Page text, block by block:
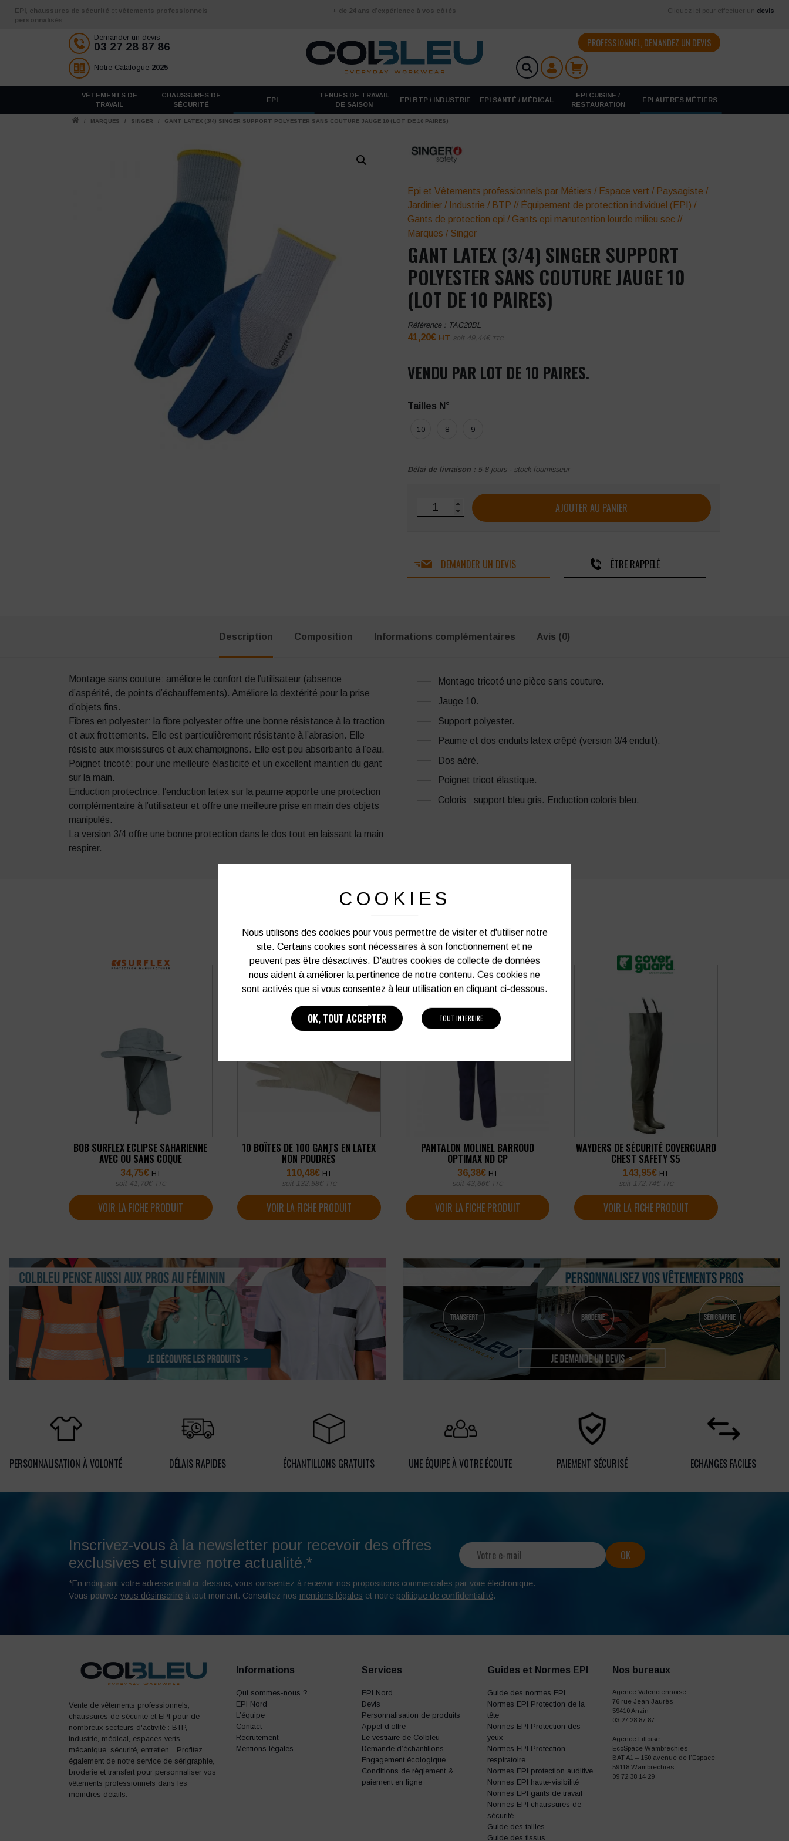
Aller au contenu
EPI chaussures de sécurité et vêtements professionnels
personnalisés
+ de 24 ans d’expérience à vos côtés Cliquez ici pour effectuer un devis
Demander un devis
03 27 28 87 86
Notre Catalogue 2025
PROFESSIONNEL, DEMANDEZ UN DEVIS
VÊTEMENTS DE
TRAVAIL
CHAUSSURES DE
SÉCURITÉ
EPI
TENUES DE TRAVAIL
DE SAISON
EPI BTP / INDUSTRIE EPI SANTÉ / MÉDICAL
EPI CUISINE /
RESTAURATION
EPI AUTRES MÉTIERS
/ MARQUES / SINGER / GANT LATEX (3/4) SINGER SUPPORT POLYESTER SANS COUTURE JAUGE 10 (LOT DE 10 PAIRES)
Epi et Vêtements professionnels par Métiers / Espace vert / Paysagiste /
Jardinier / Industrie / BTP // Équipement de protection individuel (EPI) /
Gants de protection epi / Gants epi manutention lourde milieu sec //
Marques / Singer
GANT LATEX (3/4) SINGER SUPPORT
POLYESTER SANS COUTURE JAUGE 10
(LOT DE 10 PAIRES)
Référence : TAC20BL
41,20€ HT soit 49,44€ TTC
VENDU PAR LOT DE 10 PAIRES.
Tailles N°
10 8 9
Délai de livraison : 5-8 jours - stock fournisseur
quantité de Gant Latex (3/4) SINGER Support Polyester Sans couture Jauge 10 (lot de
AJOUTER AU PANIER
DEMANDER UN DEVIS ÊTRE RAPPELÉ
Description Composition Informations complémentaires Avis (0)
Montage sans couture: améliore le confort de l’utilisateur (absence
d’aspérité, de points d’échauffements). Améliore la dextérité pour la prise
d’objets fins.
Fibres en polyester: la fibre polyester offre une bonne résistance à la traction
et aux frottements. Elle est particulièrement résistante à l’abrasion. Elle
résiste aux moisissures et aux champignons. Elle est peu absorbante à l’eau.
Poignet tricoté: pour une meilleure élasticité et un excellent maintien du gant
sur la main.
Enduction protectrice: l’enduction latex sur la paume apporte une protection
complémentaire à l’utilisateur et offre une meilleure prise en main des objets
manipulés.
La version 3/4 offre une bonne protection dans le dos tout en laissant la main
respirer.
Montage tricoté une pièce sans couture.
Jauge 10.
Support polyester.
Paume et dos enduits latex crêpé (version 3/4 enduit).
Dos aéré.
Poignet tricot élastique.
Coloris : support bleu gris. Enduction coloris bleu.
PRODUITS SIMILAIRES
BOB SURFLEX ECLIPSE SAHARIENNE
AVEC OU SANS COQUE
34,75€ HT
soit 41,70€ TTC
VOIR LA FICHE PRODUIT
10 BOÎTES DE 100 GANTS EN LATEX
NON POUDRÉS
110,48€ HT
soit 132,58€ TTC
VOIR LA FICHE PRODUIT
PANTALON MOLINEL BARROUD
OPTIMAX ND CP
36,38€ HT
soit 43,66€ TTC
VOIR LA FICHE PRODUIT
WAYDERS DE SÉCURITÉ COVERGUARD
CHEST SAFETY S5
143,95€ HT
soit 172,74€ TTC
VOIR LA FICHE PRODUIT
PERSONNALISATION À VOLONTÉ DÉLAIS RAPIDES ÉCHANTILLONS GRATUITS UNE ÉQUIPE À VOTRE ÉCOUTE PAIEMENT SÉCURISÉ ECHANGES FACILES
Inscrivez-vous à la newsletter pour recevoir des offres
exclusives et suivre notre actualité.*
*En indiquant votre adresse mail ci-dessus, vous consentez à recevoir nos propositions commerciales par voie électronique.
Vous pouvez vous désinscrire à tout moment. Consultez nos mentions légales et notre politique de confidentialité.
Vente de vêtements professionnels,
chaussures de sécurité et EPI pour de
nombreux secteurs d'activité : BTP,
industrie, médical, espaces verts,
mécanique, sécurité, entretien... Profitez
également de notre service de sérigraphie,
broderie et transfert pour personnaliser vos
vêtements professionnels dans les
moindres détails.
Informations
Qui sommes-nous ?
EPI Nord
L’équipe
Contact
Recrutement
Mentions légales
Services
EPI Nord
Devis
Personnalisation de produits
Appel d’offre
Le vestiaire de Colbleu
Demande d’échantillons
Engagement écologique
Conditions de règlement &
paiement en ligne
Guides et Normes EPI
Guide des normes EPI
Normes EPI Protection de la
tête
Normes EPI Protection des
yeux
Normes EPI Protection
respiratoire
Normes EPI protection auditive
Normes EPI haute-visibilité
Normes EPI gants de travail
Normes EPI chaussures de
sécurité
Guide des tailles
Guide des tissus
Nos bureaux
Agence Valenciennoise
76 rue Jean Jaurès
59410 Anzin
03 27 28 87 87
Agence Lilloise
EcoSpace Wambrechies
BAT A1 – 150 avenue de l’Espace
59118 Wambrechies
09 72 38 14 29
COOKIES
Nous utilisons des cookies pour vous permettre de visiter et d'utiliser notre
site. Certains cookies sont nécessaires à son fonctionnement et ne
peuvent pas être désactivés. D'autres cookies de collecte de données
nous aident à améliorer la pertinence de notre contenu. Ces cookies ne
sont activés que si vous consentez à leur utilisation en cliquant ci-dessous.
OK, TOUT ACCEPTER TOUT INTERDIRE